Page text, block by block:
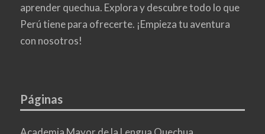
aprender quechua. Explora y descubre todo lo que
Perú tiene para ofrecerte. ¡Empieza tu aventura
con nosotros!
Páginas